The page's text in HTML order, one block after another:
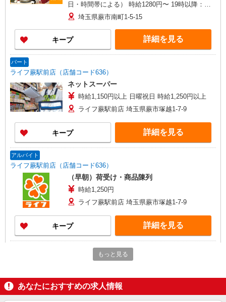
日・時間帯による） 時給1280円〜 19時以降：時
給1430円〜 ★土曜＋100円 ★日・祝＋100円 ※ア
ルバイトさんの時給や募集内容はお問い合わせく
ださい
埼玉県蕨市南町1-5-15
キープ 詳細を見る
パート
ライフ蕨駅前店（店舗コード636）
ネットスーパー
時給1,150円以上 日曜祝日 時給1,250円以上
ライフ蕨駅前店 埼玉県蕨市塚越1-7-9
キープ 詳細を見る
アルバイト
ライフ蕨駅前店（店舗コード636）
（早朝）荷受け・商品陳列
時給1,250円
ライフ蕨駅前店 埼玉県蕨市塚越1-7-9
キープ 詳細を見る
ライフ蕨駅前店（店舗コード636）
時給1,150円以上
ライフ蕨駅前店 埼玉県蕨市塚越1-7-9
もっと見る
あなたにおすすめの求人情報